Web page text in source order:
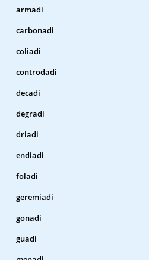
armadi
carbonadi
coliadi
controdadi
decadi
degradi
driadi
endiadi
foladi
geremiadi
gonadi
guadi